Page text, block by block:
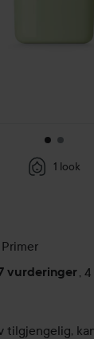
1 look
vurderinger,
tilgjengelig,